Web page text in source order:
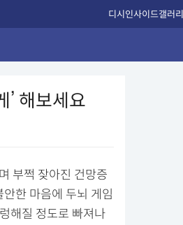
디시인사이드갤러리
해보세요
부쩍 잦아진 건망증
한 마음에 두뇌 게임
해질 정도로 빠져나